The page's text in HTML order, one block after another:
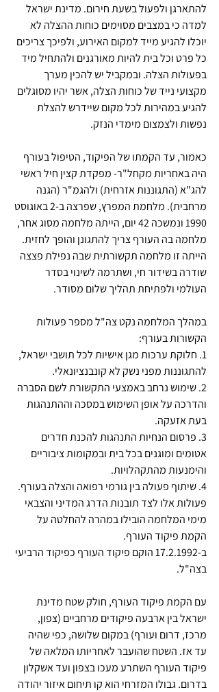
להתארגן ולפעול בשעת חירום. מדינת ישראל
למדה כי במצבים מסוימים כוחות ההצלה לא
יוכלו להגיע מייד למקום האירוע, ולפיכך צריכים
כל פרט וכל בית להיות מאורגנים ולהתחיל מיד
בפעולות הצלה. ובמקביל יש להכין מערך
מקצועי נייד של כוחות הצלה, אשר יהיו מסוגלים
להגיע במהירות לכל מקום שיידרש להצלת
נפשות ולצמצום מימדי הנזק.
כאמור, עד הקמתו של הפיקוד, הטיפול בעורף
היה באחריות מקחל"ר- מפקדת קצין חיל ראשי
להג"א (התגוננות אזרחית) ולהגמ"ר (הגנה
מרחבית). מלחמת המפרץ, שפרצה ב-2 באוגוסט
1990 ונמשכה 42 יום, הייתה מלחמה מסוג אחר,
מלחמה בה העורף צריך להתגונן והופך לחזית.
הייתה זו מלחמה תקשורתית שבה נפילת פצצה
שודרה בשידור חי, ושתרמה לשינוי בסדר
העולמי ולפתיחת תהליך שלום מסודר.
במהלך המלחמה נקט צה"ל מספר פעולות
הקשורות בעורף:
1. חלוקת ערכות מגן אישיות לכל תושבי ישראל,
להתגוננות מפני נשק לא קונבנציונאלי.
2. שימוש נרחב באמצעי התקשורת לשם הסברה
והדרכה על אופן השימוש במסכה וההתנהגות
בעת אזעקה.
3. פרסום הנחיות התנהגות להכנת חדרים
אטומים ומוגנים בכל בית ובמקומות ציבוריים
והימנעות מהתקהלויות.
4. שיתוף פעולה בין גורמי רפואה והצלה בעורף.
פעולות אלו לצד תובנות הדרג המדיני והצבאי
מימי המלחמה הובילו במהרה להחלטה על
הקמת פיקוד העורף.
ב-17.2.1992 הוקם פיקוד העורף כפיקוד הרביעי
בצה"ל.
עם הקמת פיקוד העורף, חולק שטח מדינת
ישראל בין ארבעה פיקודים מרחביים (צפון,
מרכז, דרום ועורף) במקום שלושה, כפי שהיה
עד אז. השטח שהועבר לאחריותו המלאה של
פיקוד העורף השתרע מעכו בצפון ועד אשקלון
בדרום. גבולו המזרחי הוא קו תיחום איזור יהודה